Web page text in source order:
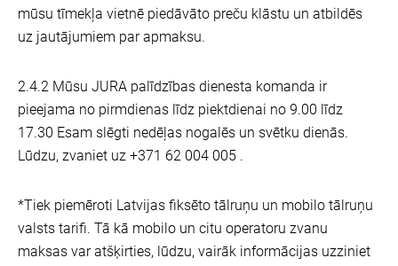
mūsu tīmekļa vietnē piedāvāto preču klāstu un atbildēs
uz jautājumiem par apmaksu.
2.4.2 Mūsu JURA palīdzības dienesta komanda ir
pieejama no pirmdienas līdz piektdienai no 9.00 līdz
17.30 Esam slēgti nedēļas nogalēs un svētku dienās.
Lūdzu, zvaniet uz +371 62 004 005 .
*Tiek piemēroti Latvijas fiksēto tālruņu un mobilo tālruņu
valsts tarifi. Tā kā mobilo un citu operatoru zvanu
maksas var atšķirties, lūdzu, vairāk informācijas uzziniet